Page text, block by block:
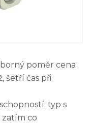
poměr cena
šetří čas při
typ s
co